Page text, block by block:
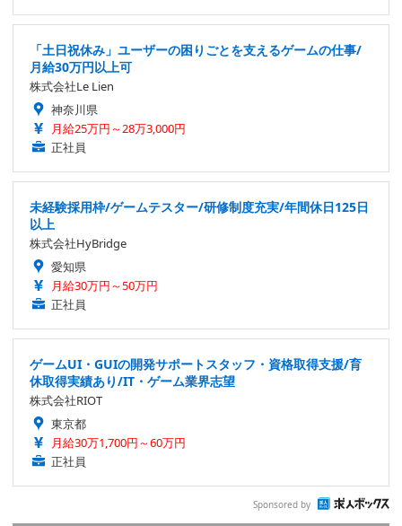
「土日祝休み」ユーザーの困りごとを支えるゲームの仕事/
月給30万円以上可
株式会社Le Lien
神奈川県
月給25万円～28万3,000円
正社員
未経験採用枠/ゲームテスター/研修制度充実/年間休日125日
以上
株式会社HyBridge
愛知県
月給30万円～50万円
正社員
ゲームUI・GUIの開発サポートスタッフ・資格取得支援/育
休取得実績あり/IT・ゲーム業界志望
株式会社RIOT
東京都
月給30万1,700円～60万円
正社員
Sponsored by